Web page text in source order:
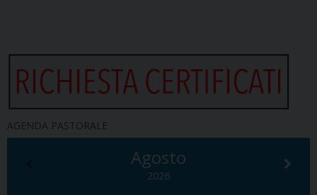
AGENDA PASTORALE
Agosto
2026